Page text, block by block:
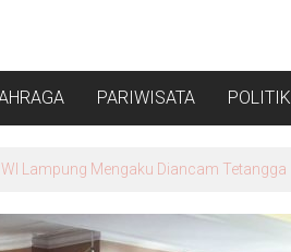
PARIWISATA POLITIK
Lampung Mengaku Diancam Tetangga